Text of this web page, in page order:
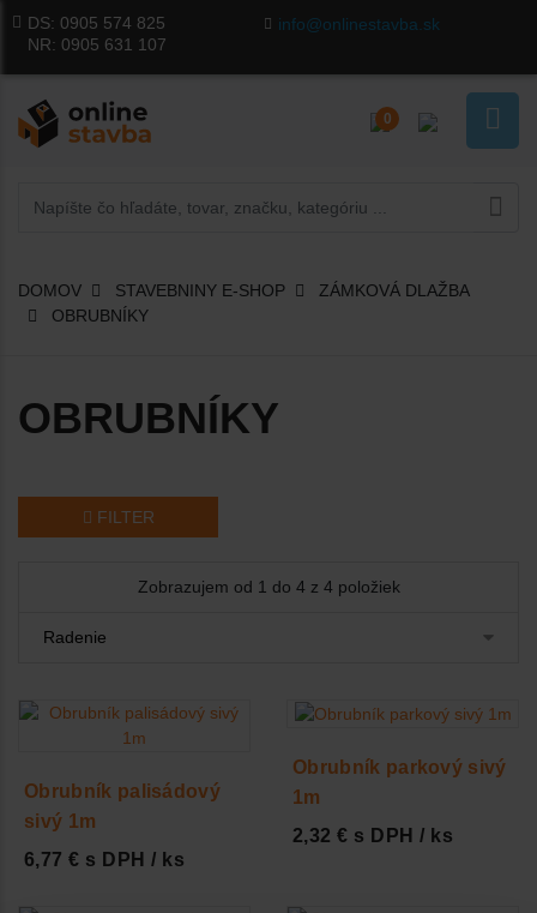
DS: 0905 574 825
NR: 0905 631 107
info@onlinestavba.sk
0
DOMOV STAVEBNINY E-SHOP
ZÁMKOVÁ DLAŽBA
OBRUBNÍKY
OBRUBNÍKY
FILTER
Zobrazujem od 1 do 4 z 4 položiek
Obrubník palisádový
sivý 1m
6,77 € s DPH / ks
Obrubník parkový sivý
1m
2,32 € s DPH / ks